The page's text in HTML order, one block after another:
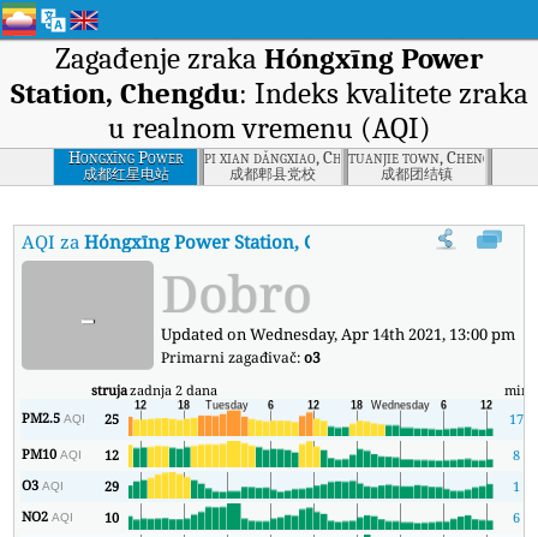
Zagađenje zraka Hóngxīng Power
Station, Chengdu: Indeks kvalitete zraka
u realnom vremenu (AQI)
Hongxīng Power
Station, Chengdu
成都红星电站
pi xian dǎngxiao, Chengdu
成都郫县党校
tuanjie town, Chengdu
成都团结镇
AQI zaHóngxīng Power Station, Chengdu Indeks kvaliteta
- Dobro
Updated on Wednesday, Apr 14th 2021, 13:00 pm
Primarni zagađivač:o3
strujazadnja 2 dana min
PM2.5AQI 25 17
PM10AQI 12
8
O3AQI 29
1
NO2AQI 10
6